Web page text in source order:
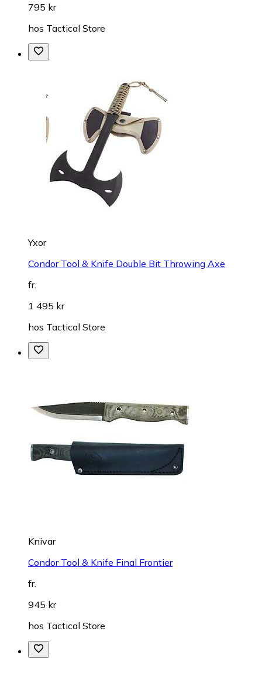
795 kr
hos Tactical Store
Yxor
Condor Tool & Knife Double Bit Throwing Axe
fr.
1 495 kr
hos Tactical Store
Knivar
Condor Tool & Knife Final Frontier
fr.
945 kr
hos Tactical Store